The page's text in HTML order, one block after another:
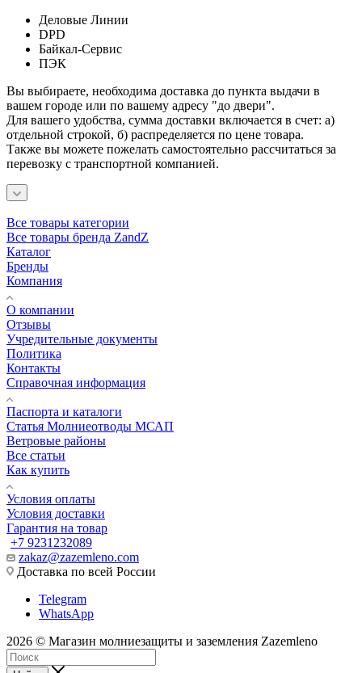
Деловые Линии
DPD
Байкал-Сервис
ПЭК
Вы выбираете, необходима доставка до пункта выдачи в
вашем городе или по вашему адресу "до двери".
Для вашего удобства, сумма доставки включается в счет: а)
отдельной строкой, б) распределяется по цене товара.
Также вы можете пожелать самостоятельно рассчитаться за
перевозку с транспортной компанией.
Все товары категории
Все товары бренда ZandZ
Каталог
Бренды
Компания
О компании
Отзывы
Учредительные документы
Политика
Контакты
Справочная информация
Паспорта и каталоги
Статья Молниеотводы МСАП
Ветровые районы
Все статьи
Как купить
Условия оплаты
Условия доставки
Гарантия на товар
+7 9231232089
zakaz@zazemleno.com
Доставка по всей России
Telegram
WhatsApp
2026 © Магазин молниезащиты и заземления Zazemleno